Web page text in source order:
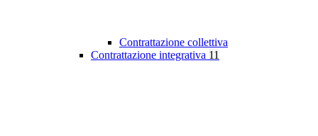
Contrattazione collettiva
Contrattazione integrativa 11